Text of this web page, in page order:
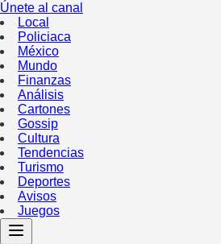
Únete al canal
Local
Policiaca
México
Mundo
Finanzas
Análisis
Cartones
Gossip
Cultura
Tendencias
Turismo
Deportes
Avisos
Juegos